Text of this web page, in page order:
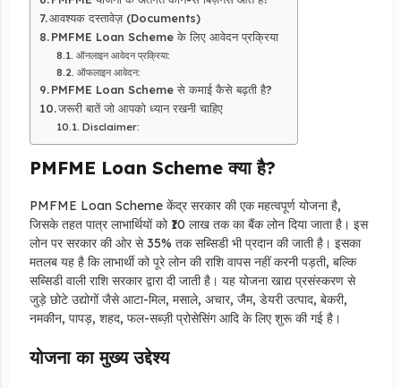
आवश्यक दस्तावेज़ (Documents)
PMFME Loan Scheme के लिए आवेदन प्रक्रिया
ऑनलाइन आवेदन प्रक्रिया:
ऑफलाइन आवेदन:
PMFME Loan Scheme से कमाई कैसे बढ़ती है?
जरूरी बातें जो आपको ध्यान रखनी चाहिए
Disclaimer:
PMFME Loan Scheme क्या है?
PMFME Loan Scheme केंद्र सरकार की एक महत्वपूर्ण योजना है,
जिसके तहत पात्र लाभार्थियों को ₹10 लाख तक का बैंक लोन दिया जाता है। इस
लोन पर सरकार की ओर से 35% तक सब्सिडी भी प्रदान की जाती है। इसका
मतलब यह है कि लाभार्थी को पूरे लोन की राशि वापस नहीं करनी पड़ती, बल्कि
सब्सिडी वाली राशि सरकार द्वारा दी जाती है। यह योजना खाद्य प्रसंस्करण से
जुड़े छोटे उद्योगों जैसे आटा-मिल, मसाले, अचार, जैम, डेयरी उत्पाद, बेकरी,
नमकीन, पापड़, शहद, फल-सब्ज़ी प्रोसेसिंग आदि के लिए शुरू की गई है।
योजना का मुख्य उद्देश्य